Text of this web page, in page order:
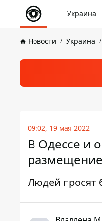
Украина
Новости Украина
09:02, 19 мая 2022
В Одессе и
Людей просят